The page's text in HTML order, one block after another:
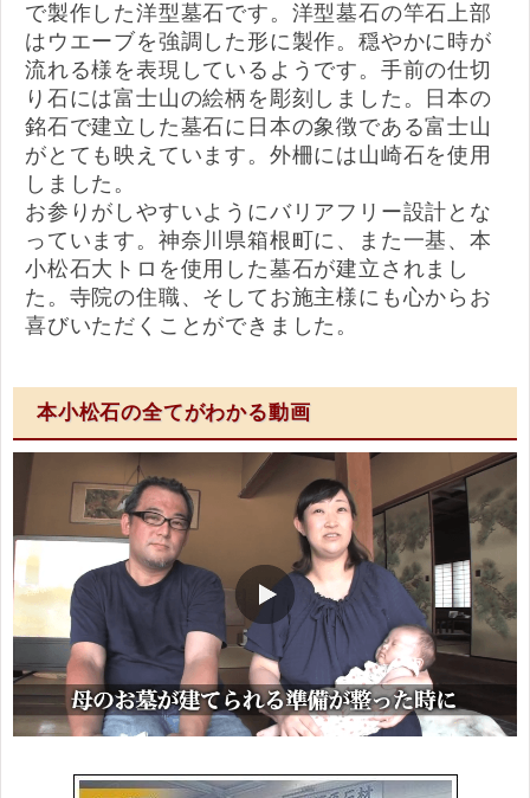
で製作した洋型墓石です。洋型墓石の竿石上部
はウエーブを強調した形に製作。穏やかに時が
流れる様を表現しているようです。手前の仕切
り石には富士山の絵柄を彫刻しました。日本の
銘石で建立した墓石に日本の象徴である富士山
がとても映えています。外柵には山崎石を使用
しました。
お参りがしやすいようにバリアフリー設計とな
っています。神奈川県箱根町に、また一基、本
小松石大トロを使用した墓石が建立されまし
た。寺院の住職、そしてお施主様にも心からお
喜びいただくことができました。
本小松石の全てがわかる動画